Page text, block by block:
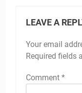
LEAVE A
Your email
Required fields
Comment *